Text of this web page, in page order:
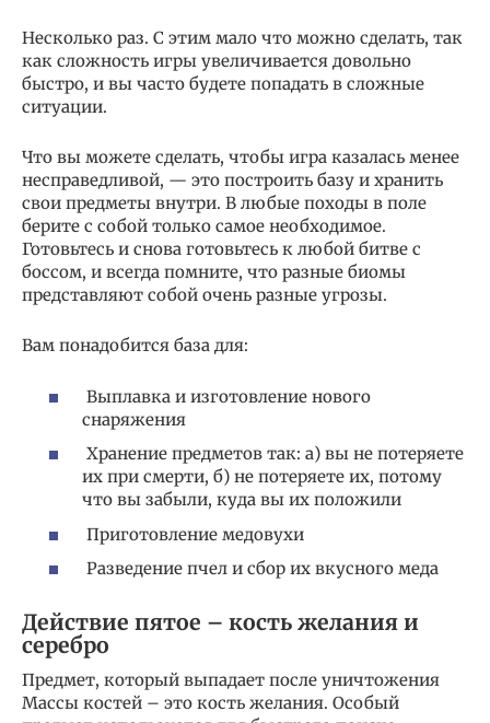
Несколько раз. С этим мало что можно сделать, так
как сложность игры увеличивается довольно
быстро, и вы часто будете попадать в сложные
ситуации.
Что вы можете сделать, чтобы игра казалась менее
несправедливой, — это построить базу и хранить
свои предметы внутри. В любые походы в поле
берите с собой только самое необходимое.
Готовьтесь и снова готовьтесь к любой битве с
боссом, и всегда помните, что разные биомы
представляют собой очень разные угрозы.
Вам понадобится база для:
Выплавка и изготовление нового
снаряжения
Хранение предметов так: а) вы не потеряете
их при смерти, б) не потеряете их, потому
что вы забыли, куда вы их положили
Приготовление медовухи
Разведение пчел и сбор их вкусного меда
Действие пятое – кость желания и
серебро
Предмет, который выпадает после уничтожения
Массы костей – это кость желания. Особый